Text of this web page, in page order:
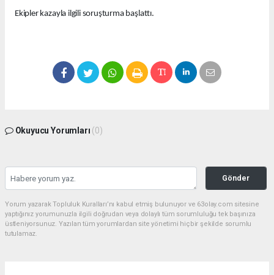
Ekipler kazayla ilgili soruşturma başlattı.
Okuyucu Yorumları (0)
Gönder
Yorum yazarak Topluluk Kuralları’nı kabul etmiş bulunuyor ve 63olay.com sitesine
yaptığınız yorumunuzla ilgili doğrudan veya dolaylı tüm sorumluluğu tek başınıza
üstleniyorsunuz. Yazılan tüm yorumlardan site yönetimi hiçbir şekilde sorumlu
tutulamaz.